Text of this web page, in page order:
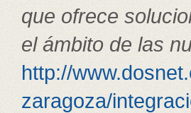
que ofrece
el ámbito de las
http://
zaragoza/